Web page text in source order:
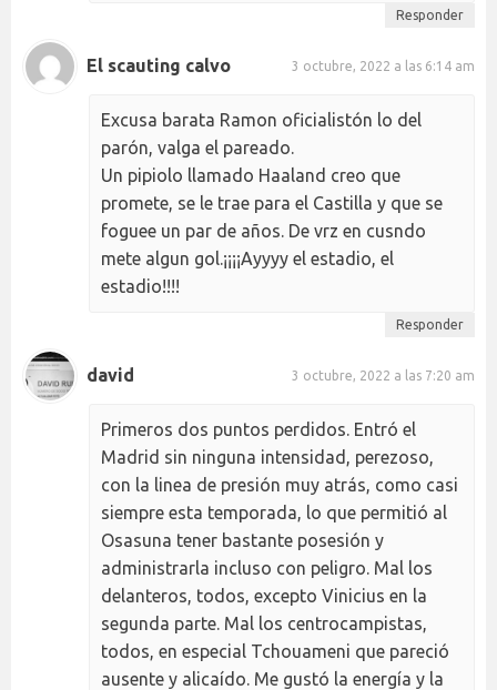
Responder
El scauting calvo 3 octubre, 2022 a las 6:14 am
Excusa barata Ramon oficialistón lo del
parón, valga el pareado.
Un pipiolo llamado Haaland creo que
promete, se le trae para el Castilla y que se
foguee un par de años. De vrz en cusndo
mete algun gol.¡¡¡¡Ayyyy el estadio, el
estadio!!!!
Responder
david 3 octubre, 2022 a las 7:20 am
Primeros dos puntos perdidos. Entró el
Madrid sin ninguna intensidad, perezoso,
con la linea de presión muy atrás, como casi
siempre esta temporada, lo que permitió al
Osasuna tener bastante posesión y
administrarla incluso con peligro. Mal los
delanteros, todos, excepto Vinicius en la
segunda parte. Mal los centrocampistas,
todos, en especial Tchouameni que pareció
ausente y alicaído. Me gustó la energía y la